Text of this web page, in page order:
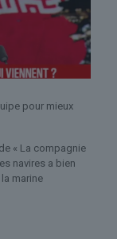
pour mieux
« La compagnie
navires a bien
marine